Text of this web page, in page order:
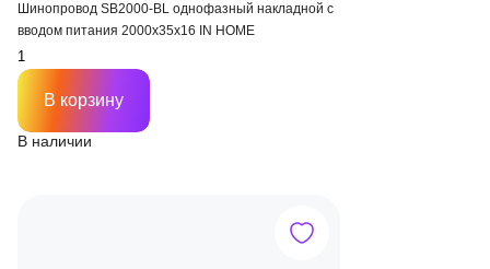
Шинопровод SB2000-BL однофазный накладной с
вводом питания 2000х35х16 IN HOME
В наличии
В корзину